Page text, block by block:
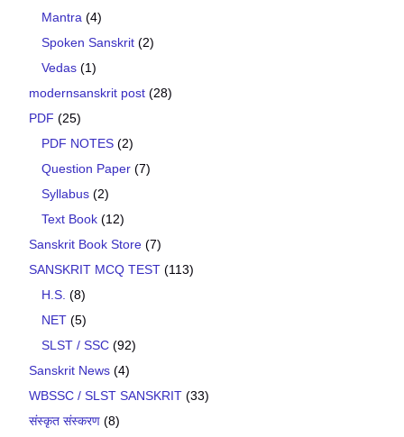
Mantra (4)
Spoken Sanskrit (2)
Vedas (1)
modernsanskrit post (28)
PDF (25)
PDF NOTES (2)
Question Paper (7)
Syllabus (2)
Text Book (12)
Sanskrit Book Store (7)
SANSKRIT MCQ TEST (113)
H.S. (8)
NET (5)
SLST / SSC (92)
Sanskrit News (4)
WBSSC / SLST SANSKRIT (33)
संस्कृत संस्करण (8)